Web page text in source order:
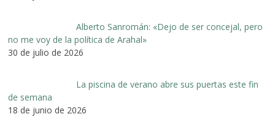
Alberto Sanromán: «Dejo de ser concejal, pero
no me voy de la política de Arahal»
30 de julio de 2026
La piscina de verano abre sus puertas este fin
de semana
18 de junio de 2026